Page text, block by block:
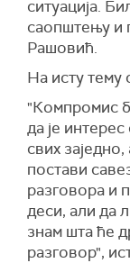
ситуација.
саопштењу и
Рашовић.
На исту тему
"Компромис
да је
свих
постави
разговора и
деси, али да
знам шта ће
разговор",